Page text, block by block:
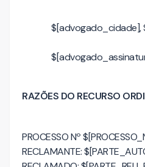
RAZÕES DO RECURSO
PROCESSO Nº
RECLAMANTE: